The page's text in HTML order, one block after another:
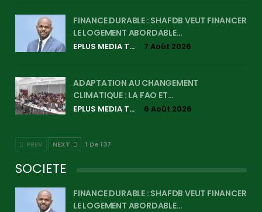
FINANCE DURABLE : SHAFDB VEUT FINANCER
LE LOGEMENT ABORDABLE…
EPLUS MEDIA TV 7 Août 2026
ADAPTATION AU CHANGEMENT
CLIMATIQUE : LA FAO ET…
EPLUS MEDIA TV 6 Août 2026
PREV NEXT 1 De 137
SOCIETE
FINANCE DURABLE : SHAFDB VEUT FINANCER
LE LOGEMENT ABORDABLE…